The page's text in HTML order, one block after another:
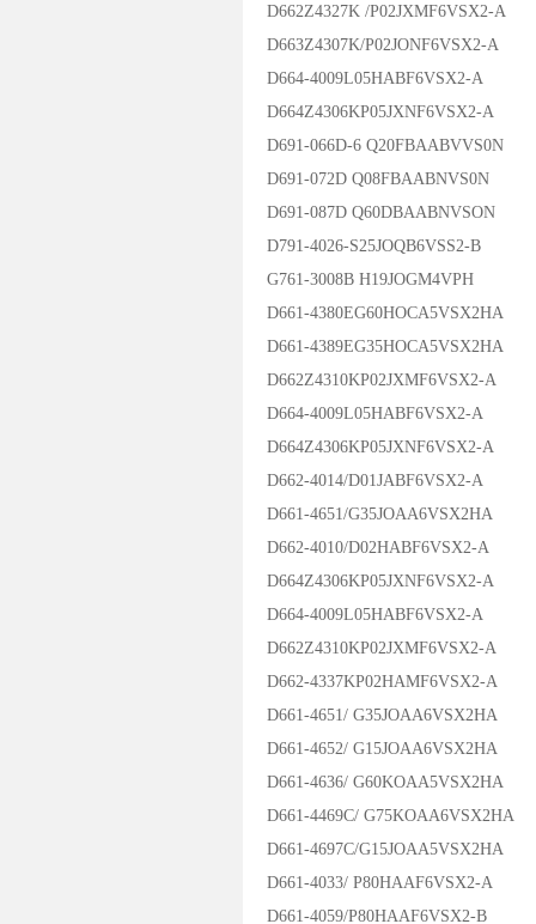
D662Z4327K /P02JXMF6VSX2-A
D663Z4307K/P02JONF6VSX2-A
D664-4009L05HABF6VSX2-A
D664Z4306KP05JXNF6VSX2-A
D691-066D-6 Q20FBAABVVS0N
D691-072D Q08FBAABNVS0N
D691-087D Q60DBAABNVSON
D791-4026-S25JOQB6VSS2-B
G761-3008B H19JOGM4VPH
D661-4380EG60HOCA5VSX2HA
D661-4389EG35HOCA5VSX2HA
D662Z4310KP02JXMF6VSX2-A
D664-4009L05HABF6VSX2-A
D664Z4306KP05JXNF6VSX2-A
D662-4014/D01JABF6VSX2-A
D661-4651/G35JOAA6VSX2HA
D662-4010/D02HABF6VSX2-A
D664Z4306KP05JXNF6VSX2-A
D664-4009L05HABF6VSX2-A
D662Z4310KP02JXMF6VSX2-A
D662-4337KP02HAMF6VSX2-A
D661-4651/ G35JOAA6VSX2HA
D661-4652/ G15JOAA6VSX2HA
D661-4636/ G60KOAA5VSX2HA
D661-4469C/ G75KOAA6VSX2HA
D661-4697C/G15JOAA5VSX2HA
D661-4033/ P80HAAF6VSX2-A
D661-4059/P80HAAF6VSX2-B